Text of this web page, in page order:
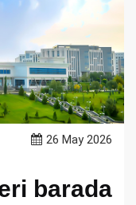
26 May 2026
barada